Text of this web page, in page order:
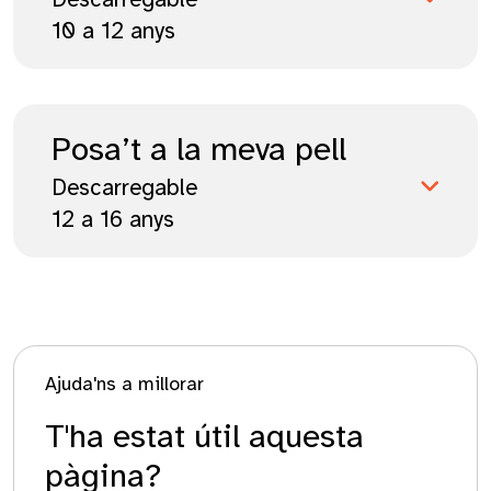
10 a 12 anys
Posa’t a la meva pell
Descarregable
12 a 16 anys
Ajuda'ns a millorar
T'ha estat útil aquesta
pàgina?